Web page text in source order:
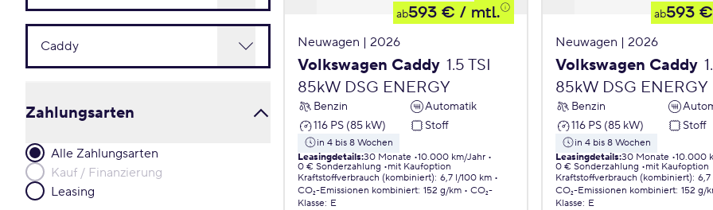
Zahlungsarten
Alle Zahlungsarten
Kauf / Finanzierung
Leasing
ab593 € / mtl.
Neuwagen | 2026
Volkswagen Caddy 1.5 TSI
85kW DSG ENERGY
Benzin
Automatik
116 PS (85 kW)
Stoff
in 4 bis 8 Wochen
Leasingdetails:30 Monate 10.000 km/Jahr
0 € Sonderzahlung
mit Kaufoption
Kraftstoffverbrauch (kombiniert): 6,7 l/100 km
CO₂-Emissionen kombiniert: 152 g/km
CO₂-
Klasse: E
ab593 €
Neuwagen | 2026
Volkswagen Caddy
85kW DSG ENERGY
Benzin
116 PS (85 kW)
Stoff
in 4 bis 8 Wochen
Leasingdetails:30 Monate 10.000
0 € Sonderzahlung
mit Kaufoption
Kraftstoffverbrauch (kombiniert):
CO₂-Emissionen kombiniert: 152 g/
Klasse: E